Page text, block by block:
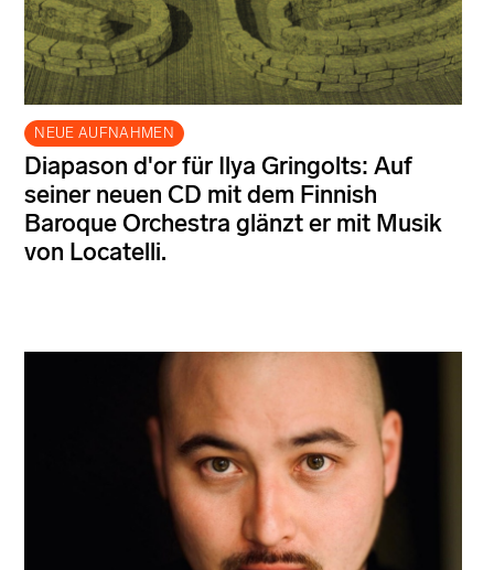
NEUE AUFNAHMEN
Diapason d'or für Ilya Gringolts: Auf
seiner neuen CD mit dem Finnish
Baroque Orchestra glänzt er mit Musik
von Locatelli.